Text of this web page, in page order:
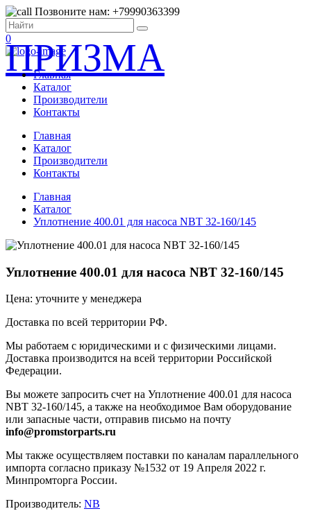
Позвоните нам: +79990363399
0
ПРИЗМА
Главная
Каталог
Производители
Контакты
Главная
Каталог
Производители
Контакты
Главная
Каталог
Уплотнение 400.01 для насоса NBT 32-160/145
Уплотнение 400.01 для насоса NBT 32-160/145
Цена: уточните у менеджера
Доставка по всей территории РФ.
Мы работаем с юридическими и с физическими лицами.
Доставка производится на всей территории Российской
Федерации.
Вы можете запросить счет на Уплотнение 400.01 для насоса
NBT 32-160/145, а также на необходимое Вам оборудование
или запасные части, отправив письмо на почту
info@promstorparts.ru
Мы также осуществляем поставки по каналам параллельного
импорта согласно приказу №1532 от 19 Апреля 2022 г.
Минпромторга России.
Производитель: NB